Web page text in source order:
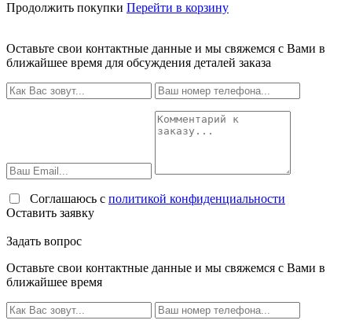
Продолжить покупки Перейти в корзину
Оставьте свои контактные данные и мы свяжемся с Вами в
ближайшее время для обсуждения деталей заказа
Соглашаюсь с политикой конфиденциальности
Оставить заявку
Задать вопрос
Оставьте свои контактные данные и мы свяжемся с Вами в
ближайшее время